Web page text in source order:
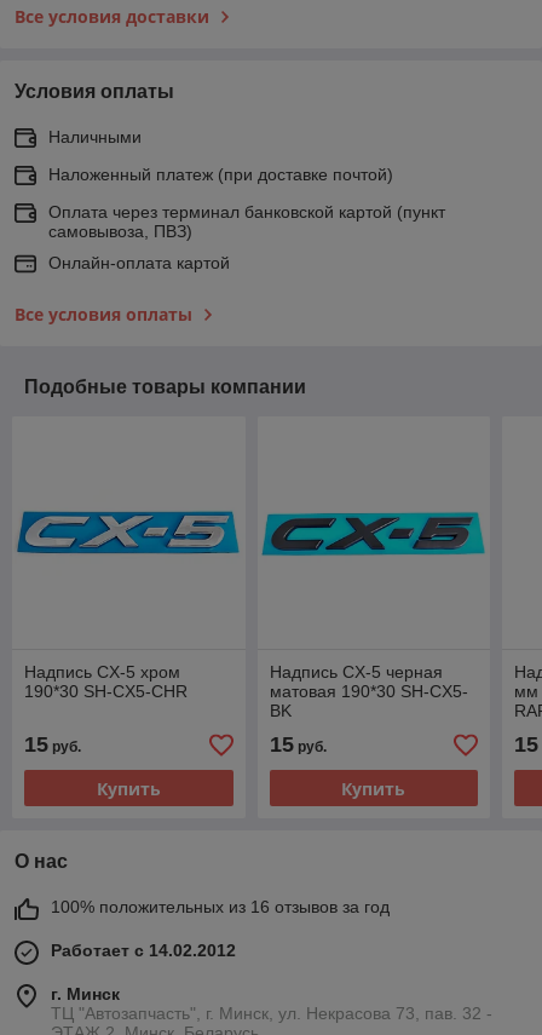
Все условия доставки
Условия оплаты
Наличными
Наложенный платеж (при доставке почтой)
Оплата через терминал банковской картой (пункт
самовывоза, ПВЗ)
Онлайн-оплата картой
Все условия оплаты
Подобные товары компании
Надпись CX-5 хром
190*30 SH-CX5-CHR
15 руб.
Купить
Надпись CX-5 черная
матовая 190*30 SH-CX5-
BK
15руб.
Купить
мм
15
О нас
100% положительных из 16 отзывов за год
Работает с 14.02.2012
г. Минск
ТЦ "Автозапчасть", г. Минск, ул. Некрасова 73, пав. 32 -